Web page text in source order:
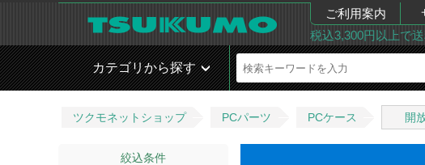
ご利用案内
税込3,300円以上で
カテゴリから探す
ツクモネットショップ PCパーツ PCケース 開
絞込条件